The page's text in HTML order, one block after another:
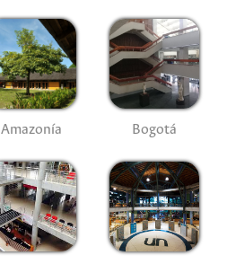
Amazonía Bogotá